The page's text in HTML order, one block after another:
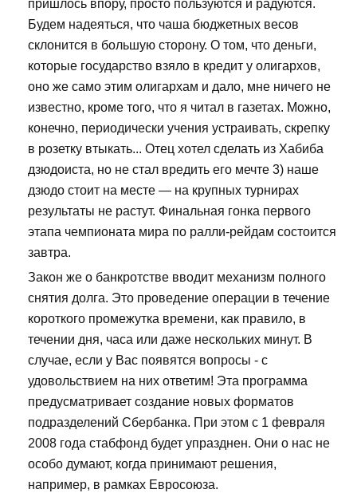
пришлось впору, просто пользуются и радуются.
Будем надеяться, что чаша бюджетных весов
склонится в большую сторону. О том, что деньги,
которые государство взяло в кредит у олигархов,
оно же само этим олигархам и дало, мне ничего не
известно, кроме того, что я читал в газетах. Можно,
конечно, периодически учения устраивать, скрепку
в розетку втыкать... Отец хотел сделать из Хабиба
дзюдоиста, но не стал вредить его мечте 3) наше
дзюдо стоит на месте — на крупных турнирах
результаты не растут. Финальная гонка первого
этапа чемпионата мира по ралли-рейдам состоится
завтра.
Закон же о банкротстве вводит механизм полного
снятия долга. Это проведение операции в течение
короткого промежутка времени, как правило, в
течении дня, часа или даже нескольких минут. В
случае, если у Вас появятся вопросы - с
удовольствием на них ответим! Эта программа
предусматривает создание новых форматов
подразделений Сбербанка. При этом с 1 февраля
2008 года стабфонд будет упразднен. Они о нас не
особо думают, когда принимают решения,
например, в рамках Евросоюза.